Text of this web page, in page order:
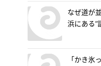
なぜ道が
浜にある“
査！『道
「かき氷